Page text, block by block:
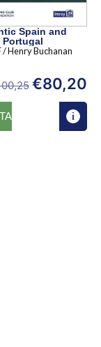
Spain and
Portugal
/ Henry Buchanan
€80,20